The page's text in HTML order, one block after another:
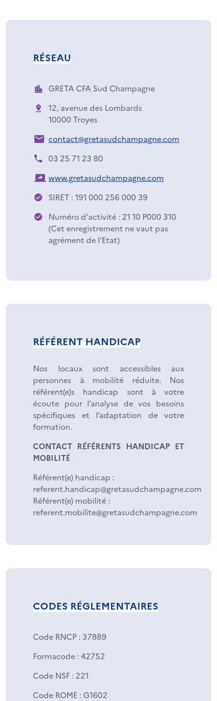
RÉSEAU
GRETA CFA Sud Champagne
12, avenue des Lombards
10000 Troyes
contact@gretasudchampagne.com
03 25 71 23 80
www.gretasudchampagne.com
SIRET : 191 000 256 000 39
Numéro d'activité : 21 10 P000 310
(Cet enregistrement ne vaut pas
agrément de l'Etat)
RÉFÉRENT HANDICAP
Nos locaux sont accessibles aux
personnes à mobilité réduite. Nos
référent(e)s handicap sont à votre
écoute pour l’analyse de vos besoins
spécifiques et l’adaptation de votre
formation.
CONTACT RÉFÉRENTS HANDICAP ET
MOBILITÉ
Référent(e) handicap :
referent.handicap@gretasudchampagne.com
Référent(e) mobilité :
referent.mobilite@gretasudchampagne.com
CODES RÉGLEMENTAIRES
Code RNCP : 37889
Formacode : 42752
Code NSF : 221
Code ROME : G1602